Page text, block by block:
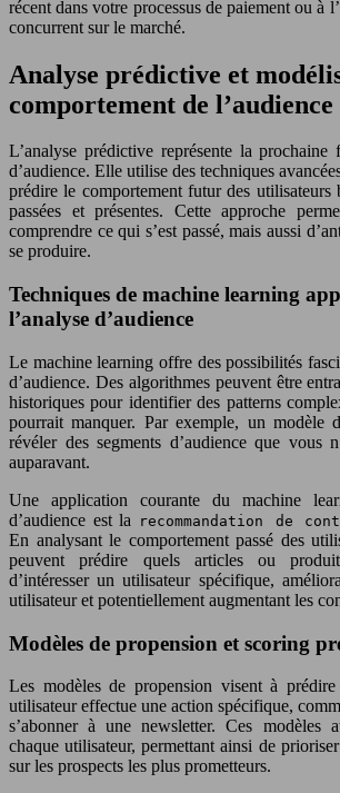
récent dans votre processus de paiement ou à
concurrent sur le marché.
Analyse prédictive et
comportement de l’audience
L’analyse prédictive représente la prochaine
d’audience. Elle utilise des techniques
prédire le comportement futur des utilisateurs
passées et présentes. Cette approche
comprendre ce qui s’est passé, mais aussi
se produire.
Techniques de machine learning
l’analyse d’audience
Le machine learning offre des possibilités
d’audience. Des algorithmes peuvent être
historiques pour identifier des patterns
pourrait manquer. Par exemple, un modèle
révéler des segments d’audience que vous
auparavant.
Une application courante du machine
d’audience est la
recommandation de
En analysant le comportement passé des
peuvent prédire quels articles ou
d’intéresser un utilisateur spécifique,
utilisateur et potentiellement augmentant les
Modèles de propension et scoring
Les modèles de propension visent à
utilisateur effectue une action spécifique,
s’abonner à une newsletter. Ces modèles
chaque utilisateur, permettant ainsi de
sur les prospects les plus prometteurs.